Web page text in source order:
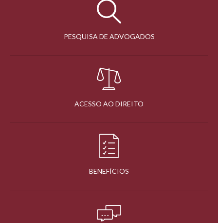
PESQUISA DE ADVOGADOS
ACESSO AO DIREITO
BENEFÍCIOS